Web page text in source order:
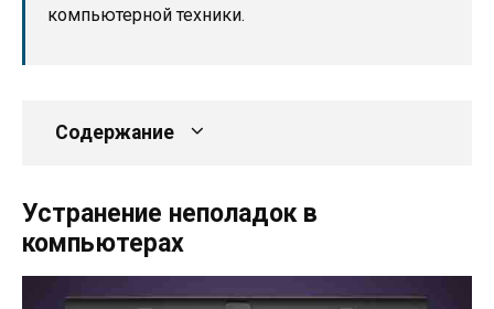
компьютерной техники.
Содержание
Устранение неполадок в
компьютерах